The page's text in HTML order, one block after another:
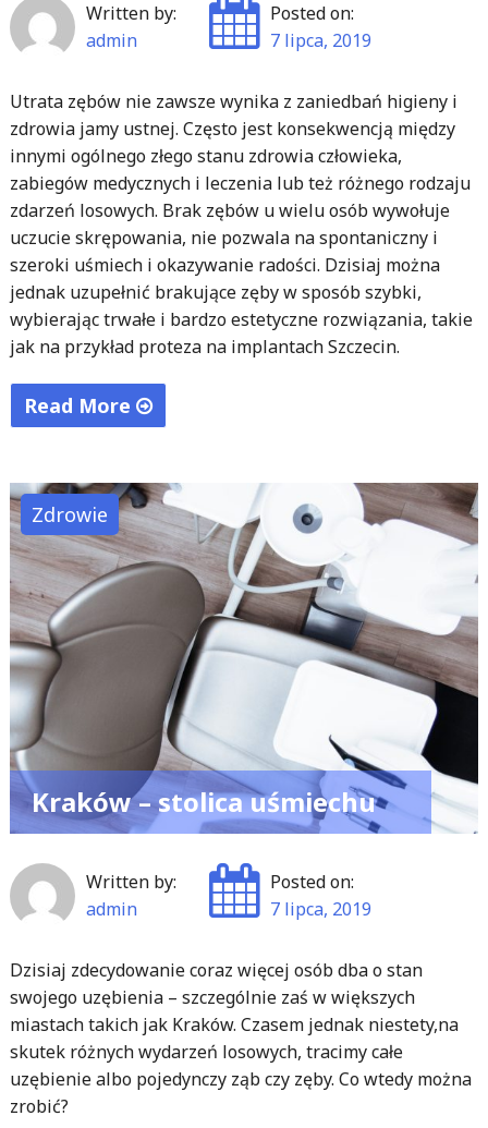
Written by:
admin
Posted on:
7 lipca, 2019
Utrata zębów nie zawsze wynika z zaniedbań higieny i
zdrowia jamy ustnej. Często jest konsekwencją między
innymi ogólnego złego stanu zdrowia człowieka,
zabiegów medycznych i leczenia lub też różnego rodzaju
zdarzeń losowych. Brak zębów u wielu osób wywołuje
uczucie skrępowania, nie pozwala na spontaniczny i
szeroki uśmiech i okazywanie radości. Dzisiaj można
jednak uzupełnić brakujące zęby w sposób szybki,
wybierając trwałe i bardzo estetyczne rozwiązania, takie
jak na przykład proteza na implantach Szczecin.
Read More
na
implantach"
Zdrowie
Kraków – stolica uśmiechu
Written by:
admin
Posted on:
7 lipca, 2019
Dzisiaj zdecydowanie coraz więcej osób dba o stan
swojego uzębienia – szczególnie zaś w większych
miastach takich jak Kraków. Czasem jednak niestety,na
skutek różnych wydarzeń losowych, tracimy całe
uzębienie albo pojedynczy ząb czy zęby. Co wtedy można
zrobić?